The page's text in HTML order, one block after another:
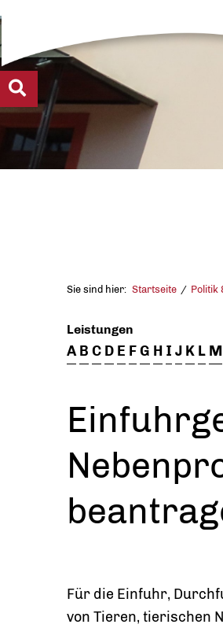
Sie sind hier: Startseite Politik
Leistungen
A B C D E FG H I J K L M
Für die Einfuhr,
von Tieren, tierischen